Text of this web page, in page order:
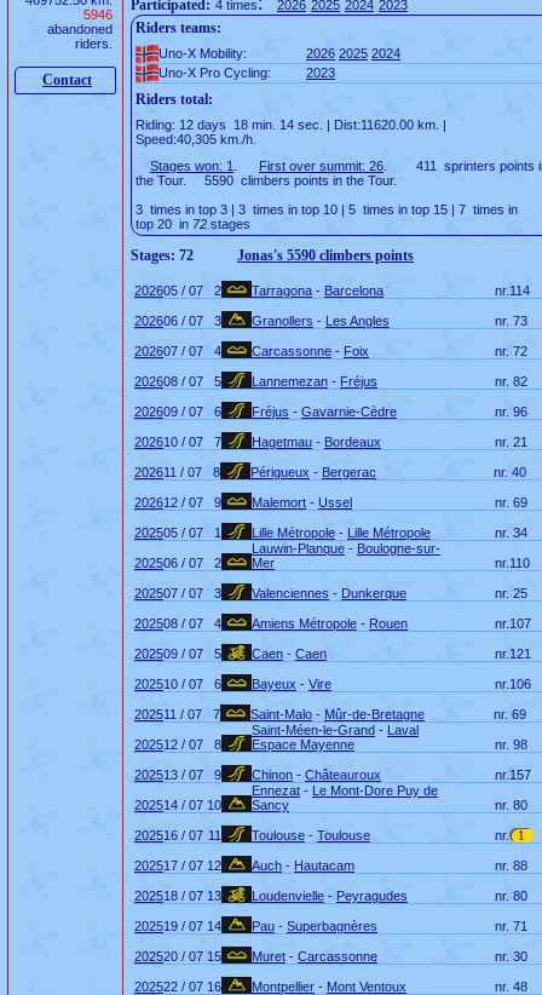
5946
abandoned
riders.
Contact
Participated: 4 times 2026 2025 2024 2023
Riders teams:
Uno-X Mobility: 2026 2025 2024
Uno-X Pro Cycling:
2023
Riders total:
Riding: 12 days 18 min. 14 sec. | Dist:11620.00 km. |
Speed:40,305 km./h.
Stages won: 1
First over summit: 26 . 411 sprinters points
the Tour. 5590 climbers points in the Tour.
3 times in top 3 | 3 times in top 10 | 5 times in top 15 | 7 times in
top 20 in 72 stages
Stages: 72 Jonas's 5590 climbers points
202605 / 07 2 Tarragona - Barcelona nr. 114
202606 / 07 3 Granollers - Les Angles nr. 73
202607 / 07 4 Carcassonne - Foix nr. 72
202608 / 07 5 Lannemezan - Fréjus nr. 82
202609 / 07 6 Fréjus - Gavarnie-Cèdre nr. 96
202610 / 07 7 Hagetmau - Bordeaux nr. 21
202611 / 07 8 Périgueux - Bergerac nr. 40
202612 / 07 9 Malemort - Ussel nr. 69
202505 / 07 1 Lille Métropole - Lille Métropole nr. 34
202506 / 07 2
Lauwin-Planque - Boulogne-sur-
Mer
nr. 110
202507 / 07 3 Valenciennes - Dunkerque nr. 25
202508 / 07 4 Amiens Métropole - Rouen nr. 107
202509 / 07 5 Caen - Caen nr. 121
202510 / 07 6 Bayeux - Vire nr. 106
202511 / 07 7 Saint-Malo - Mûr-de-Bretagne nr. 69
202512 / 07 8
Saint-Méen-le-Grand - Laval
Espace Mayenne
nr. 98
202513 / 07 9 Chinon - Châteauroux nr. 157
202514 / 07 10
Ennezat - Le Mont-Dore Puy de
Sancy
nr. 80
202516 / 07 11 Toulouse - Toulouse nr. 1
202517 / 07 12 Auch - Hautacam nr. 88
202518 / 07 13 Loudenvielle - Peyragudes nr. 80
202519 / 07 14 Pau - Superbagnères nr. 71
202520 / 07 15 Muret - Carcassonne nr. 30
202522 / 07 16 Montpellier - Mont Ventoux nr. 48